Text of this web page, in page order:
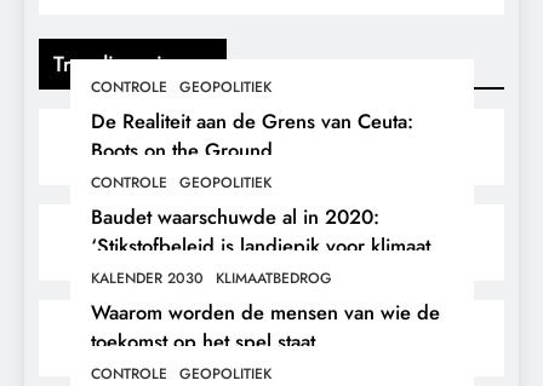
Trending nieuws
CONTROLE GEOPOLITIEK
De Realiteit aan de Grens van Ceuta:
Boots on the Ground.
CONTROLE GEOPOLITIEK
Baudet waarschuwde al in 2020:
‘Stikstofbeleid is landjepik voor klimaat
en immigratie’.
KALENDER 2030 KLIMAATBEDROG
Waarom worden de mensen van wie de
toekomst op het spel staat,
buitengesloten?
CONTROLE GEOPOLITIEK